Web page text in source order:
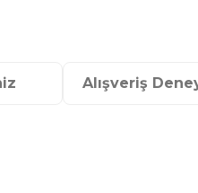
Alışveriş